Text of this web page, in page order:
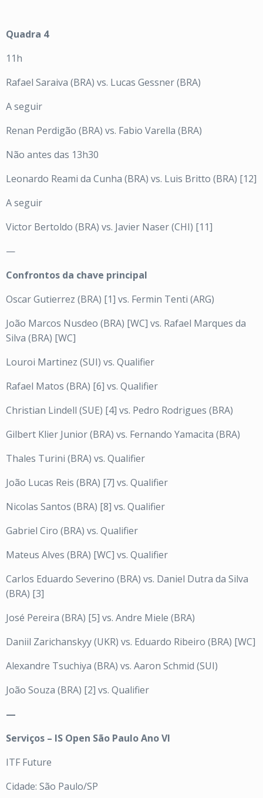
Quadra 4
11h
Rafael Saraiva (BRA) vs. Lucas Gessner (BRA)
A seguir
Renan Perdigão (BRA) vs. Fabio Varella (BRA)
Não antes das 13h30
Leonardo Reami da Cunha (BRA) vs. Luis Britto (BRA) [12]
A seguir
Victor Bertoldo (BRA) vs. Javier Naser (CHI) [11]
—
Confrontos da chave principal
Oscar Gutierrez (BRA) [1] vs. Fermin Tenti (ARG)
João Marcos Nusdeo (BRA) [WC] vs. Rafael Marques da
Silva (BRA) [WC]
Louroi Martinez (SUI) vs. Qualifier
Rafael Matos (BRA) [6] vs. Qualifier
Christian Lindell (SUE) [4] vs. Pedro Rodrigues (BRA)
Gilbert Klier Junior (BRA) vs. Fernando Yamacita (BRA)
Thales Turini (BRA) vs. Qualifier
João Lucas Reis (BRA) [7] vs. Qualifier
Nicolas Santos (BRA) [8] vs. Qualifier
Gabriel Ciro (BRA) vs. Qualifier
Mateus Alves (BRA) [WC] vs. Qualifier
Carlos Eduardo Severino (BRA) vs. Daniel Dutra da Silva
(BRA) [3]
José Pereira (BRA) [5] vs. Andre Miele (BRA)
Daniil Zarichanskyy (UKR) vs. Eduardo Ribeiro (BRA) [WC]
Alexandre Tsuchiya (BRA) vs. Aaron Schmid (SUI)
João Souza (BRA) [2] vs. Qualifier
—
Serviços – IS Open São Paulo Ano VI
ITF Future
Cidade: São Paulo/SP